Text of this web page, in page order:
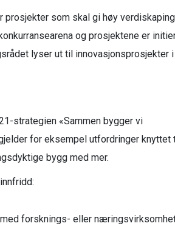
prosjekter som skal gi høy verdiskaping
og prosjektene er
lyser ut til innovasjonsprosjekter i
strategien «Sammen bygger vi
for eksempel utfordringer knyttet
bygg med mer.
forsknings- eller